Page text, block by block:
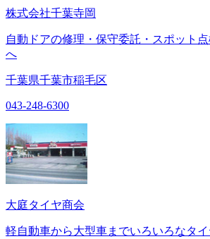
株式会社千葉寺岡
自動ドアの修理・保守委託・スポット
へ
千葉県千葉市稲毛区
043-248-6300
大庭タイヤ商会
軽自動車から大型車までいろいろなタ